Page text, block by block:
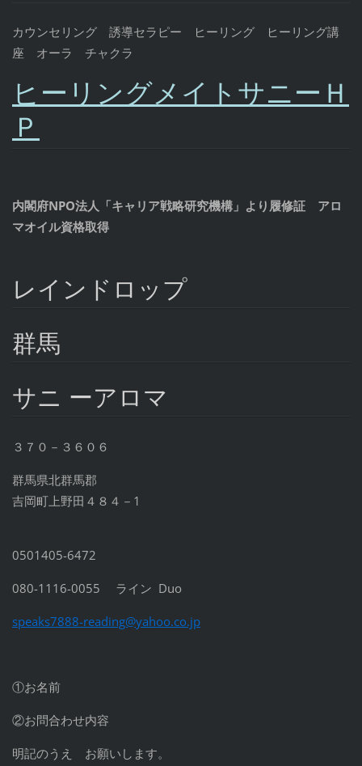
カウンセリング 誘導セラピー ヒーリング ヒーリング講
座 オーラ チャクラ
ヒーリングメイトサニーＨ
Ｐ
内閣府NPO法人「キャリア戦略研究機構」より履修証 アロ
マオイル資格取得
レインドロップ
群馬
サニ ーアロマ
３７０－３６０６
群馬県北群馬郡
吉岡町上野田４８４－1
0501405-6472
080-1116-0055 ライン Duo
speaks7888-reading@yahoo.co.jp
①お名前
②お問合わせ内容
明記のうえ お願いします。